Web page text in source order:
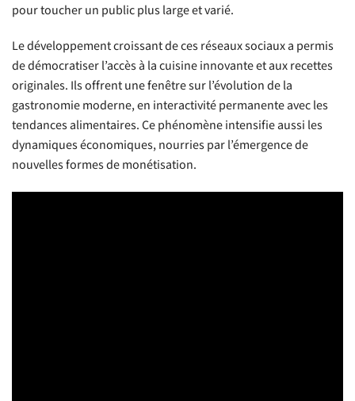
pour toucher un public plus large et varié.
Le développement croissant de ces réseaux sociaux a permis
de démocratiser l’accès à la cuisine innovante et aux recettes
originales. Ils offrent une fenêtre sur l’évolution de la
gastronomie moderne, en interactivité permanente avec les
tendances alimentaires. Ce phénomène intensifie aussi les
dynamiques économiques, nourries par l’émergence de
nouvelles formes de monétisation.